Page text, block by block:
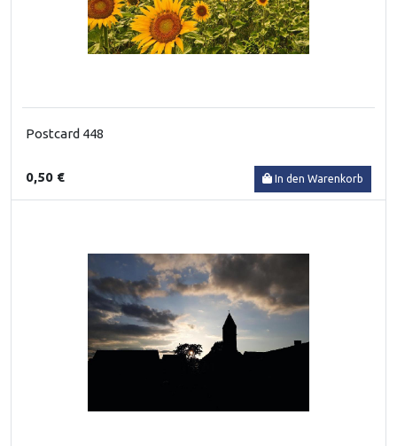
Postcard 448
0,50 € In den Warenkorb